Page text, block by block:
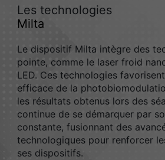
Les technologies
Milta
Le dispositif Milta intègre des
pointe, comme le laser froid
LED. Ces technologies
efficace de la
les résultats obtenus lors des
continue de se démarquer par
constante, fusionnant des
technologiques pour renforcer
ses dispositifs.